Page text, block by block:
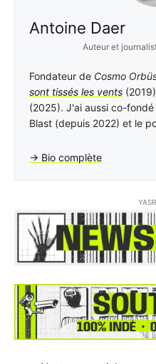
Antoine Daer
Auteur et
Fondateur de Cosmo
sont tissés les vents
(2025). J'ai aussi co-fondé
Blast (depuis 2022) et le
→ Bio complète